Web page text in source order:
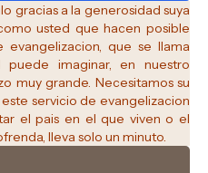
gracias a la generosidad suya
usted que hacen posible
que se llama
puede imaginar, en nuestro
muy grande. Necesitamos su
servicio de evangelizacion
el pais en el que viven o el
lleva solo un minuto.